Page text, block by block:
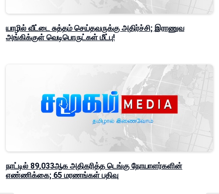
யாழில் வீட்டை சுத்தம் செய்தவருக்கு அதிர்ச்சி; இராணுவ
அங்கிக்குள் வெடிபொருட்கள் மீட்பு!
நாட்டில் 89,033ஆக அதிகரித்த டெங்கு நோயாளர்களின்
எண்ணிக்கை; 65 மரணங்கள் பதிவு